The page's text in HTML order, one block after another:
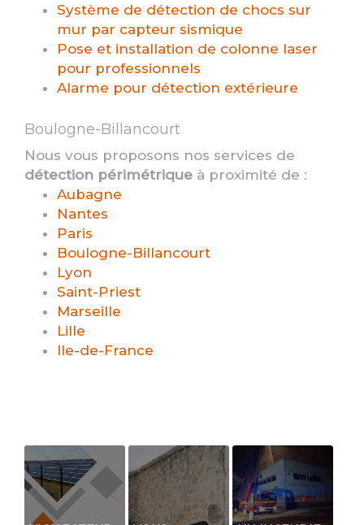
Système de détection de chocs sur
mur par capteur sismique
Pose et installation de colonne laser
pour professionnels
Alarme pour détection extérieure
Boulogne-Billancourt
Nous vous proposons nos services de
détection périmétrique à proximité de :
Aubagne
Nantes
Paris
Boulogne-Billancourt
Lyon
Saint-Priest
Marseille
Lille
Ile-de-France